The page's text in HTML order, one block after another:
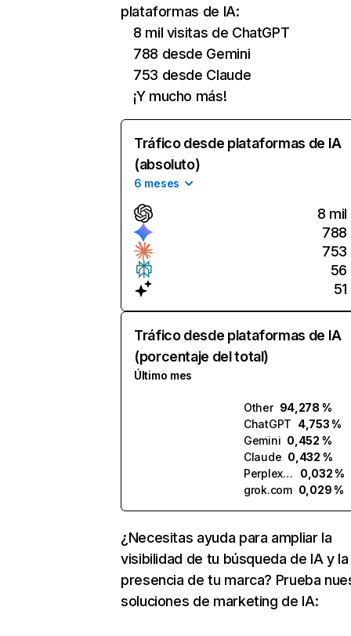
plataformas de IA:
8 mil visitas de ChatGPT
788 desde Gemini
753 desde Claude
¡Y mucho más!
Tráfico desde plataformas de IA
(absoluto)
6 meses
8 mil
788
753
56
51
Tráfico desde plataformas de IA
(porcentaje del total)
Último mes
Other 94,278 %
ChatGPT 4,753 %
Gemini 0,452 %
Claude 0,432 %
Perplexity
0,032 %
grok.com 0,029 %
¿Necesitas ayuda para ampliar la
visibilidad de tu búsqueda de IA y la
presencia de tu marca? Prueba
soluciones de marketing de IA: